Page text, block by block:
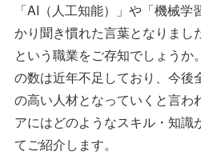
「AI（人工知能）」や「機械
かり聞き慣れた言葉となりまし
という職業をご存知でしょうか
の数は近年不足しており、今後
の高い人材となっていくと言わ
アにはどのようなスキル・知識
てご紹介します。